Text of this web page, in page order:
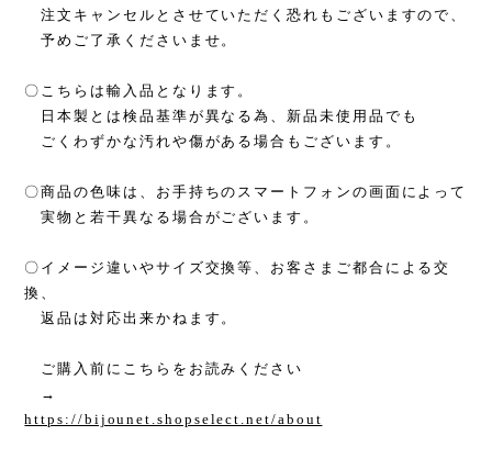
注文キャンセルとさせていただく恐れもございますので、
予めご了承くださいませ。
〇こちらは輸入品となります。
日本製とは検品基準が異なる為、新品未使用品でも
ごくわずかな汚れや傷がある場合もございます。
〇商品の色味は、お手持ちのスマートフォンの画面によって
実物と若干異なる場合がございます。
〇イメージ違いやサイズ交換等、お客さまご都合による交
換、
返品は対応出来かねます。
ご購入前にこちらをお読みください
→
https://bijounet.shopselect.net/about